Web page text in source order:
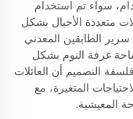
سواء تم استخدام
متعددة الأجيال بشكل
الطابقين المعدني
غرفة النوم بشكل
التصميم أن العائلات
المتغيرة، مع
المعيشية.